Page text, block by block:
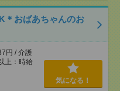
＊おばあちゃんのお
円 / 介護
上：時給
気になる！